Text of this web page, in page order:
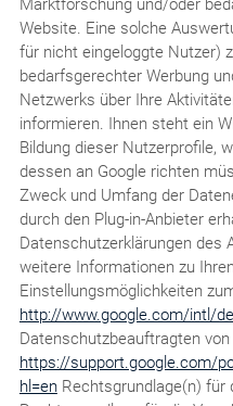
Website. Eine solche
für nicht eingeloggte Nutzer)
bedarfsgerechter Werbung
Netzwerks über Ihre
informieren. Ihnen steht ein
Bildung dieser Nutzerprofile,
dessen an Google richten
Zweck und Umfang der
durch den Plug-in-Anbieter
Datenschutzerklärungen des
weitere Informationen zu
Einstellungsmöglichkeiten
http://www.google.com/intl/
Datenschutzbeauftragten
https://support.google.com/
hl=enRechtsgrundlage(n) für